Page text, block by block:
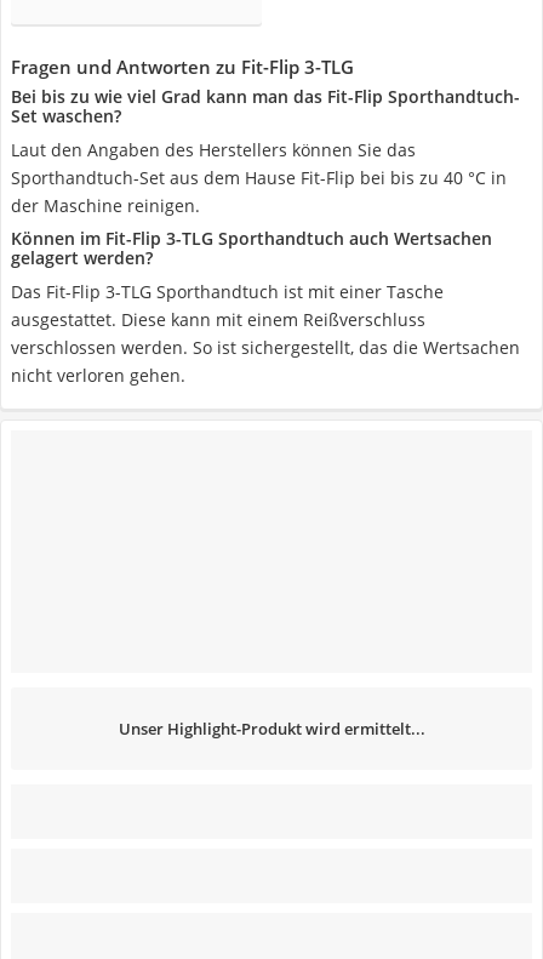
Fragen und Antworten zu Fit-Flip 3-TLG
Bei bis zu wie viel Grad kann man das Fit-Flip Sporthandtuch-
Set waschen?
Laut den Angaben des Herstellers können Sie das
Sporthandtuch-Set aus dem Hause Fit-Flip bei bis zu 40 °C in
der Maschine reinigen.
Können im Fit-Flip 3-TLG Sporthandtuch auch Wertsachen
gelagert werden?
Das Fit-Flip 3-TLG Sporthandtuch ist mit einer Tasche
ausgestattet. Diese kann mit einem Reißverschluss
verschlossen werden. So ist sichergestellt, das die Wertsachen
nicht verloren gehen.
Unser Highlight-Produkt wird ermittelt...